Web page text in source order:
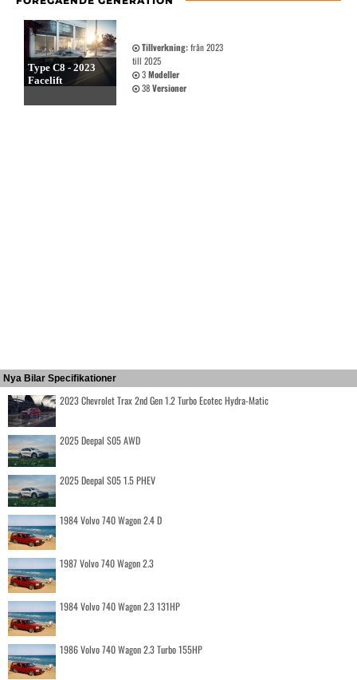
Type C8 - 2023
Facelift
Tillverkning:från 2023
till 2025
3Modeller
38Versioner
Nya Bilar Specifikationer
2023 Chevrolet Trax 2nd Gen 1.2 Turbo Ecotec Hydra-Matic
2025 Deepal S05 AWD
2025 Deepal S05 1.5 PHEV
1984 Volvo 740 Wagon 2.4 D
1987 Volvo 740 Wagon 2.3
1984 Volvo 740 Wagon 2.3 131HP
1986 Volvo 740 Wagon 2.3 Turbo 155HP